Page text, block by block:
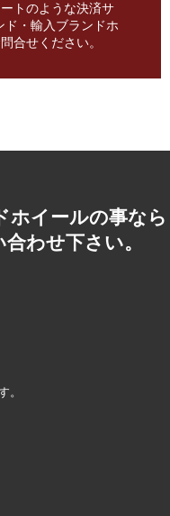
トのような決済サ
ド・輸入ブランドホ
合せください。
ホイールの事なら
わせ下さい。
。